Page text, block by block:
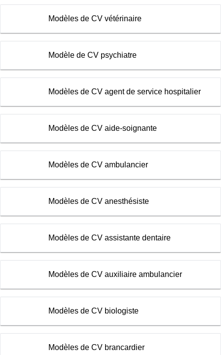
Modèles de CV vétérinaire
Modèle de CV psychiatre
Modèles de CV agent de service hospitalier
Modèles de CV aide-soignante
Modèles de CV ambulancier
Modèles de CV anesthésiste
Modèles de CV assistante dentaire
Modèles de CV auxiliaire ambulancier
Modèles de CV biologiste
Modèles de CV brancardier